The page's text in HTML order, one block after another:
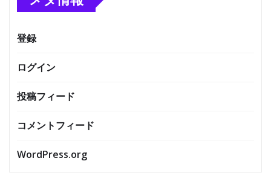
登録
ログイン
投稿フィード
コメントフィード
WordPress.org